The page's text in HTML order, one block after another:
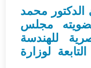
الدكتور محمد
مجلس
للهندسة
لوزارة